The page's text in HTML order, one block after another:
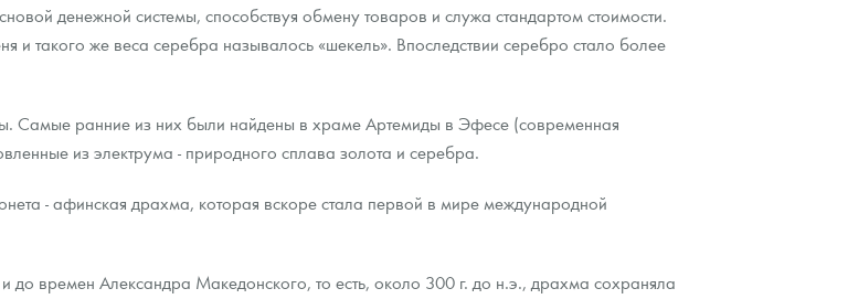
денежной системы, способствуя обмену товаров и служа стандартом стоимости.
и такого же веса серебра называлось «шекель». Впоследствии серебро стало более
Самые ранние из них были найдены в храме Артемиды в Эфесе (современная
из электрума - природного сплава золота и серебра.
- афинская драхма, которая вскоре стала первой в мире международной
до времен Александра Македонского, то есть, около 300 г. до н.э., драхма сохраняла